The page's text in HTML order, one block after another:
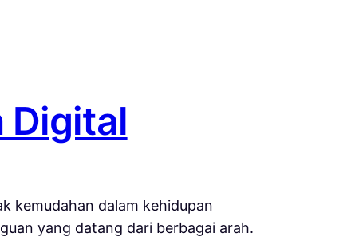
Digital
kemudahan dalam kehidupan
yang datang dari berbagai arah.